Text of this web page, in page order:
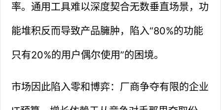
率。通用工具难以深度契合无数垂直场景，功
能堆积反而导致产品臃肿，陷入“80%的功能
只有20%的用户偶尔使用”的困境。
市场因此陷入零和博弈：厂商争夺有限的企业